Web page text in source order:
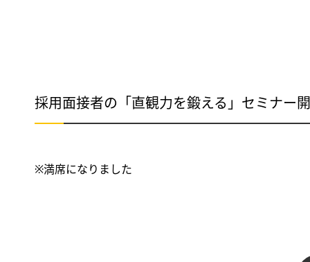
採用面接者の「直観力を鍛える」セミナー
※満席になりました